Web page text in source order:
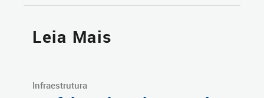
Leia Mais
Infraestrutura